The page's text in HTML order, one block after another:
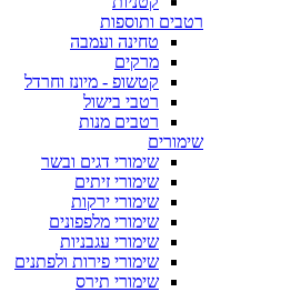
רטבים ותוספות
טחינה ועמבה
מרקים
קטשופ - מיונז וחרדל
רטבי בישול
רטבים מנות
שימורים
שימורי דגים ובשר
שימורי זיתים
שימורי ירקות
שימורי מלפפונים
שימורי עגבניות
שימורי פירות ולפתנים
שימורי תירס